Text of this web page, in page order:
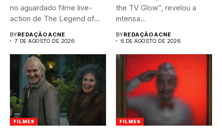
no aguardado filme live-
action de The Legend of...
BYREDAÇÃO ACNE
7 DE AGOSTO DE 2026
the TV Glow”, revelou a
intensa...
BYREDAÇÃO ACNE
6 DE AGOSTO DE 2026
FILMES FILMES